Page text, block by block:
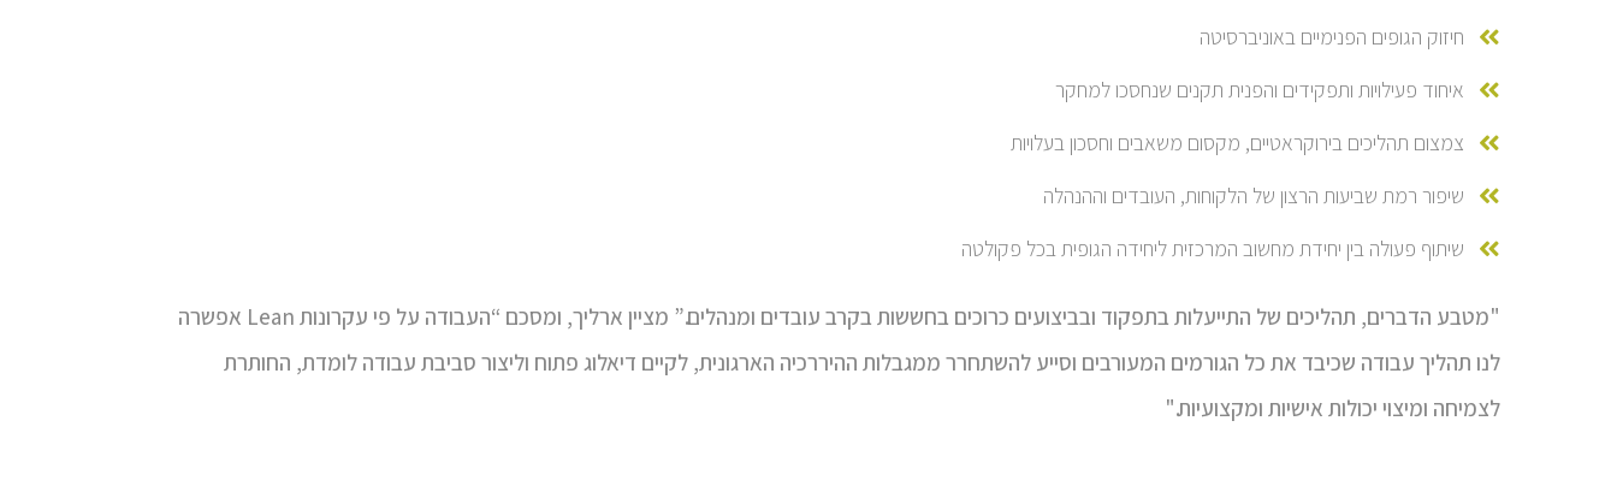
חיזוק הגופים הפנימיים באוניברסיטה
איחוד פעילויות ותפקידים והפנית תקנים שנחסכו למחקר
צמצום תהליכים בירוקראטיים, מקסום משאבים וחסכון בעלויות
שיפור רמת שביעות הרצון של הלקוחות, העובדים וההנהלה
שיתוף פעולה בין יחידת מחשוב המרכזית ליחידה הגופית בכל פקולטה
"מטבע הדברים, תהליכים של התייעלות בתפקוד ובביצועים כרוכים בחששות בקרב עובדים ומנהלים.” מציין ארליך, ומסכם “העבודה על פי עקרונות Lean אפשרה
לנו תהליך עבודה שכיבד את כל הגורמים המעורבים וסייע להשתחרר ממגבלות ההיררכיה הארגונית, לקיים דיאלוג פתוח וליצור סביבת עבודה לומדת, החותרת
לצמיחה ומיצוי יכולות אישיות ומקצועיות."